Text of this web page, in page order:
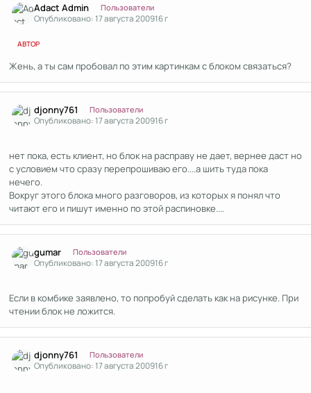
Adact Admin Пользователи
Опубликовано:17 августа 200916 г
АВТОР
Жень, а ты сам пробовал по этим картинкам с блоком связаться?
djonny761 Пользователи
Опубликовано:17 августа 200916 г
нет пока, есть клиент, но блок на расправу не дает, вернее даст но
с условием что сразу перепрошиваю его....а шить туда пока
нечего.
Вокруг этого блока много разговоров, из которых я понял что
читают его и пишут именно по этой распиновке....
gumar Пользователи
Опубликовано:17 августа 200916 г
Если в комбике заявлено, то попробуй сделать как на рисунке. При
чтении блок не ложится.
djonny761 Пользователи
Опубликовано:17 августа 200916 г